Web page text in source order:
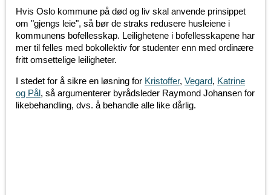
Hvis Oslo kommune på død og liv skal anvende prinsippet
om "gjengs leie", så bør de straks redusere husleiene i
kommunens bofellesskap. Leilighetene i bofellesskapene har
mer til felles med bokollektiv for studenter enn med ordinære
fritt omsettelige leiligheter.
I stedet for å sikre en løsning for Kristoffer, Vegard, Katrine
og Pål, så argumenterer byrådsleder Raymond Johansen for
likebehandling, dvs. å behandle alle like dårlig.